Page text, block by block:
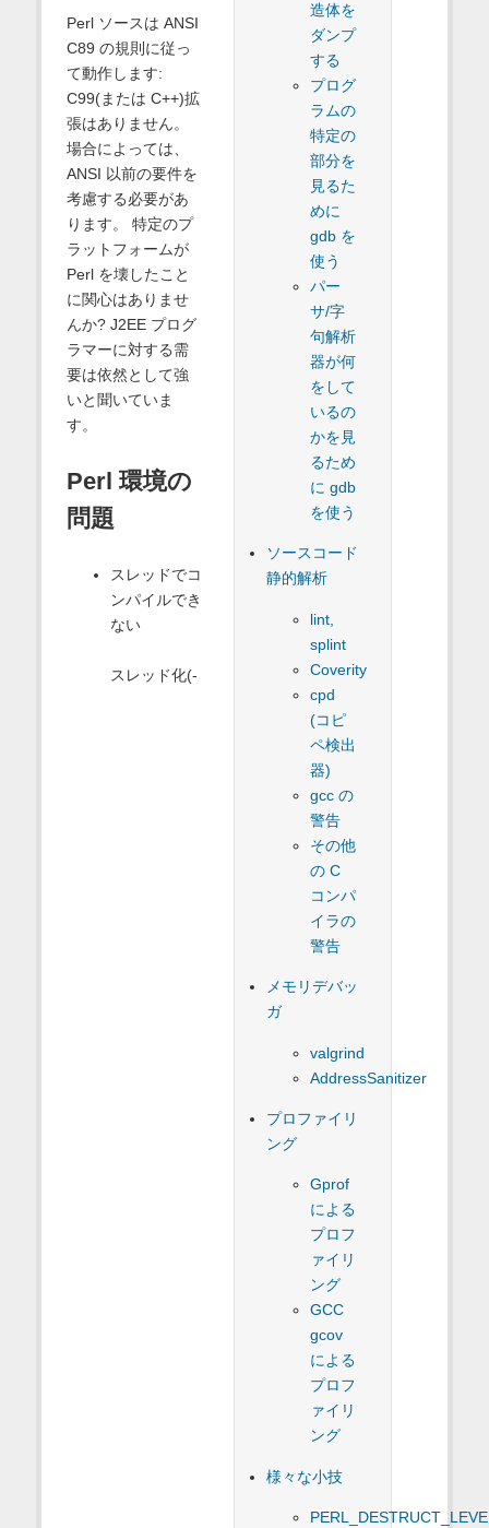
造体を
ダンプ
する
プログ
ラムの
特定の
部分を
見るた
めに
gdb を
使う
パー
サ/字
句解析
器が何
をして
いるの
かを見
るため
に gdb
を使う
ソースコード
静的解析
lint,
splint
Coverity
cpd
(コピ
ペ検出
器)
gcc の
警告
その他
の C
コンパ
イラの
警告
メモリデバッ
ガ
valgrind
AddressSanitizer
プロファイリ
ング
Gprof
による
プロフ
ァイリ
ング
GCC
gcov
による
プロフ
ァイリ
ング
様々な小技
Perl ソースは ANSI
C89 の規則に従っ
て動作します:
C99(または C++)拡
張はありません。
場合によっては、
ANSI 以前の要件を
考慮する必要があ
ります。 特定のプ
ラットフォームが
Perl を壊したこと
に関心はありませ
んか? J2EE プログ
ラマーに対する需
要は依然として強
いと聞いていま
す。
Perl 環境の
問題
スレッドでコ
ンパイルでき
ない
スレッド化(-